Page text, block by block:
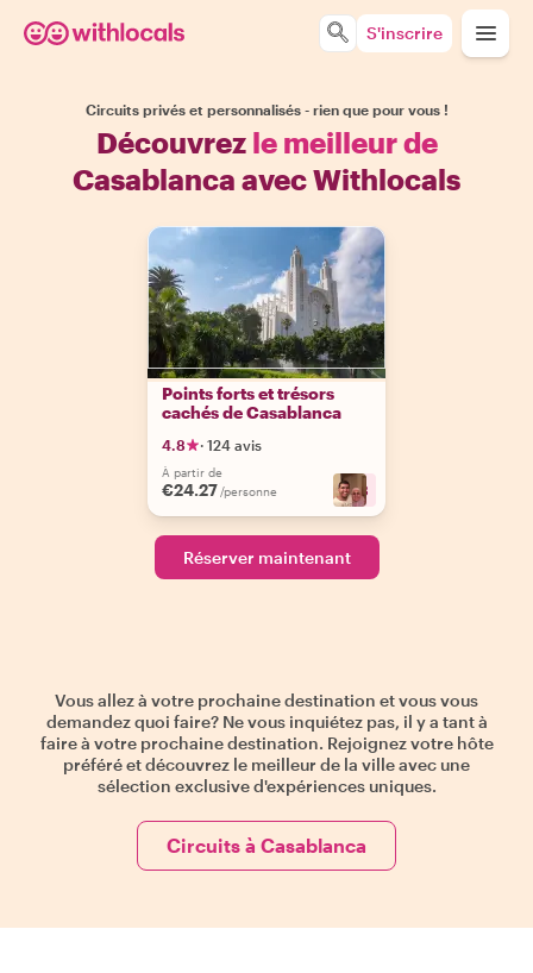
S'inscrire
Circuits privés et personnalisés - rien que pour vous !
Découvrez le meilleur de
Casablanca avec Withlocals
Points forts et trésors
cachés de Casablanca
4.8 · 124 avis
À partir de
€24.27 /personne +3
Réserver maintenant
Vous allez à votre prochaine destination et vous vous
demandez quoi faire? Ne vous inquiétez pas, il y a tant à
faire à votre prochaine destination. Rejoignez votre hôte
préféré et découvrez le meilleur de la ville avec une
sélection exclusive d'expériences uniques.
Circuits à Casablanca